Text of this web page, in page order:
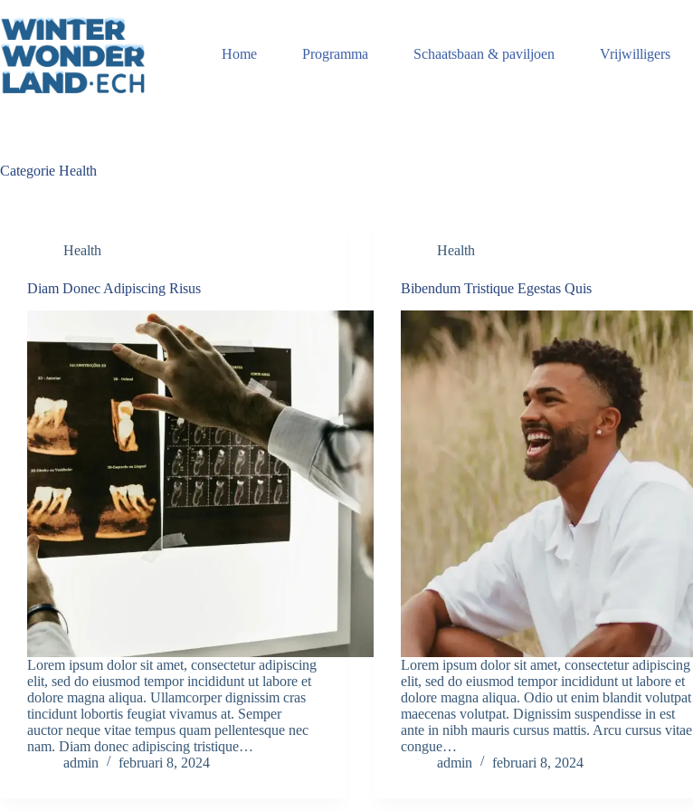
naar
de
inhoud
Home Programma Schaatsbaan & paviljoen Vrijwilligers
Categorie Health
Health
Diam Donec Adipiscing Risus
Lorem ipsum dolor sit amet, consectetur adipiscing
elit, sed do eiusmod tempor incididunt ut labore et
dolore magna aliqua. Ullamcorper dignissim cras
tincidunt lobortis feugiat vivamus at. Semper
auctor neque vitae tempus quam pellentesque nec
nam. Diam donec adipiscing tristique…
admin
februari 8, 2024
Health
Bibendum Tristique Egestas Quis
Lorem ipsum dolor sit amet, consectetur adipiscing
elit, sed do eiusmod tempor incididunt ut labore et
dolore magna aliqua. Odio ut enim blandit volutpat
maecenas volutpat. Dignissim suspendisse in est
ante in nibh mauris cursus mattis. Arcu cursus vitae
congue…
admin
februari 8, 2024